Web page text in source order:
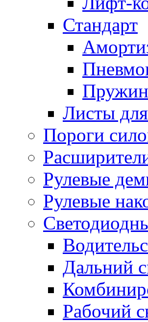
Стандарт
Листы
Пороги
Рулевые
Рулевые
Дальний
Рабочий